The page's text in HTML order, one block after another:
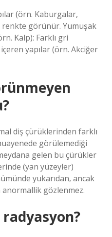
(örn. Kaburgalar,
renkte görünür. Yumuşak
Kalp): Farklı gri
yapılar (örn. Akciğer
diş çürüklerinden farklı
görülemediği
gelen bu çürükler
(yan yüzeyler)
yukarıdan, ancak
anormallik gözlenmez.